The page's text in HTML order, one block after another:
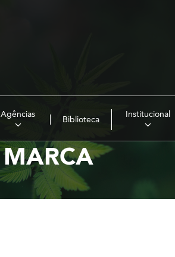
Agências
Biblioteca
Institucional
MARCA